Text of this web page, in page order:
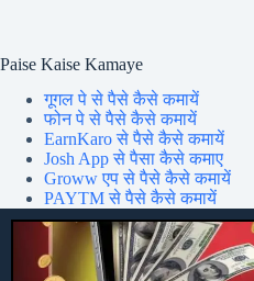
Paise Kaise Kamaye
गूगल पे से पैसे कैसे कमायें
फोन पे से पैसे कैसे कमायें
EarnKaro से पैसे कैसे कमायें
Josh App से पैसा कैसे कमाए
Groww एप से पैसे कैसे कमायें
PAYTM से पैसे कैसे कमायें